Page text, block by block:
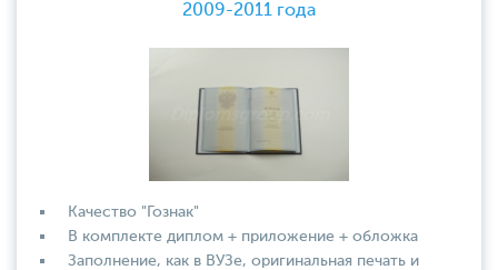
2009-2011 года
Качество "Гознак"
В комплекте диплом + приложение + обложка
Заполнение, как в ВУЗе, оригинальная печать и